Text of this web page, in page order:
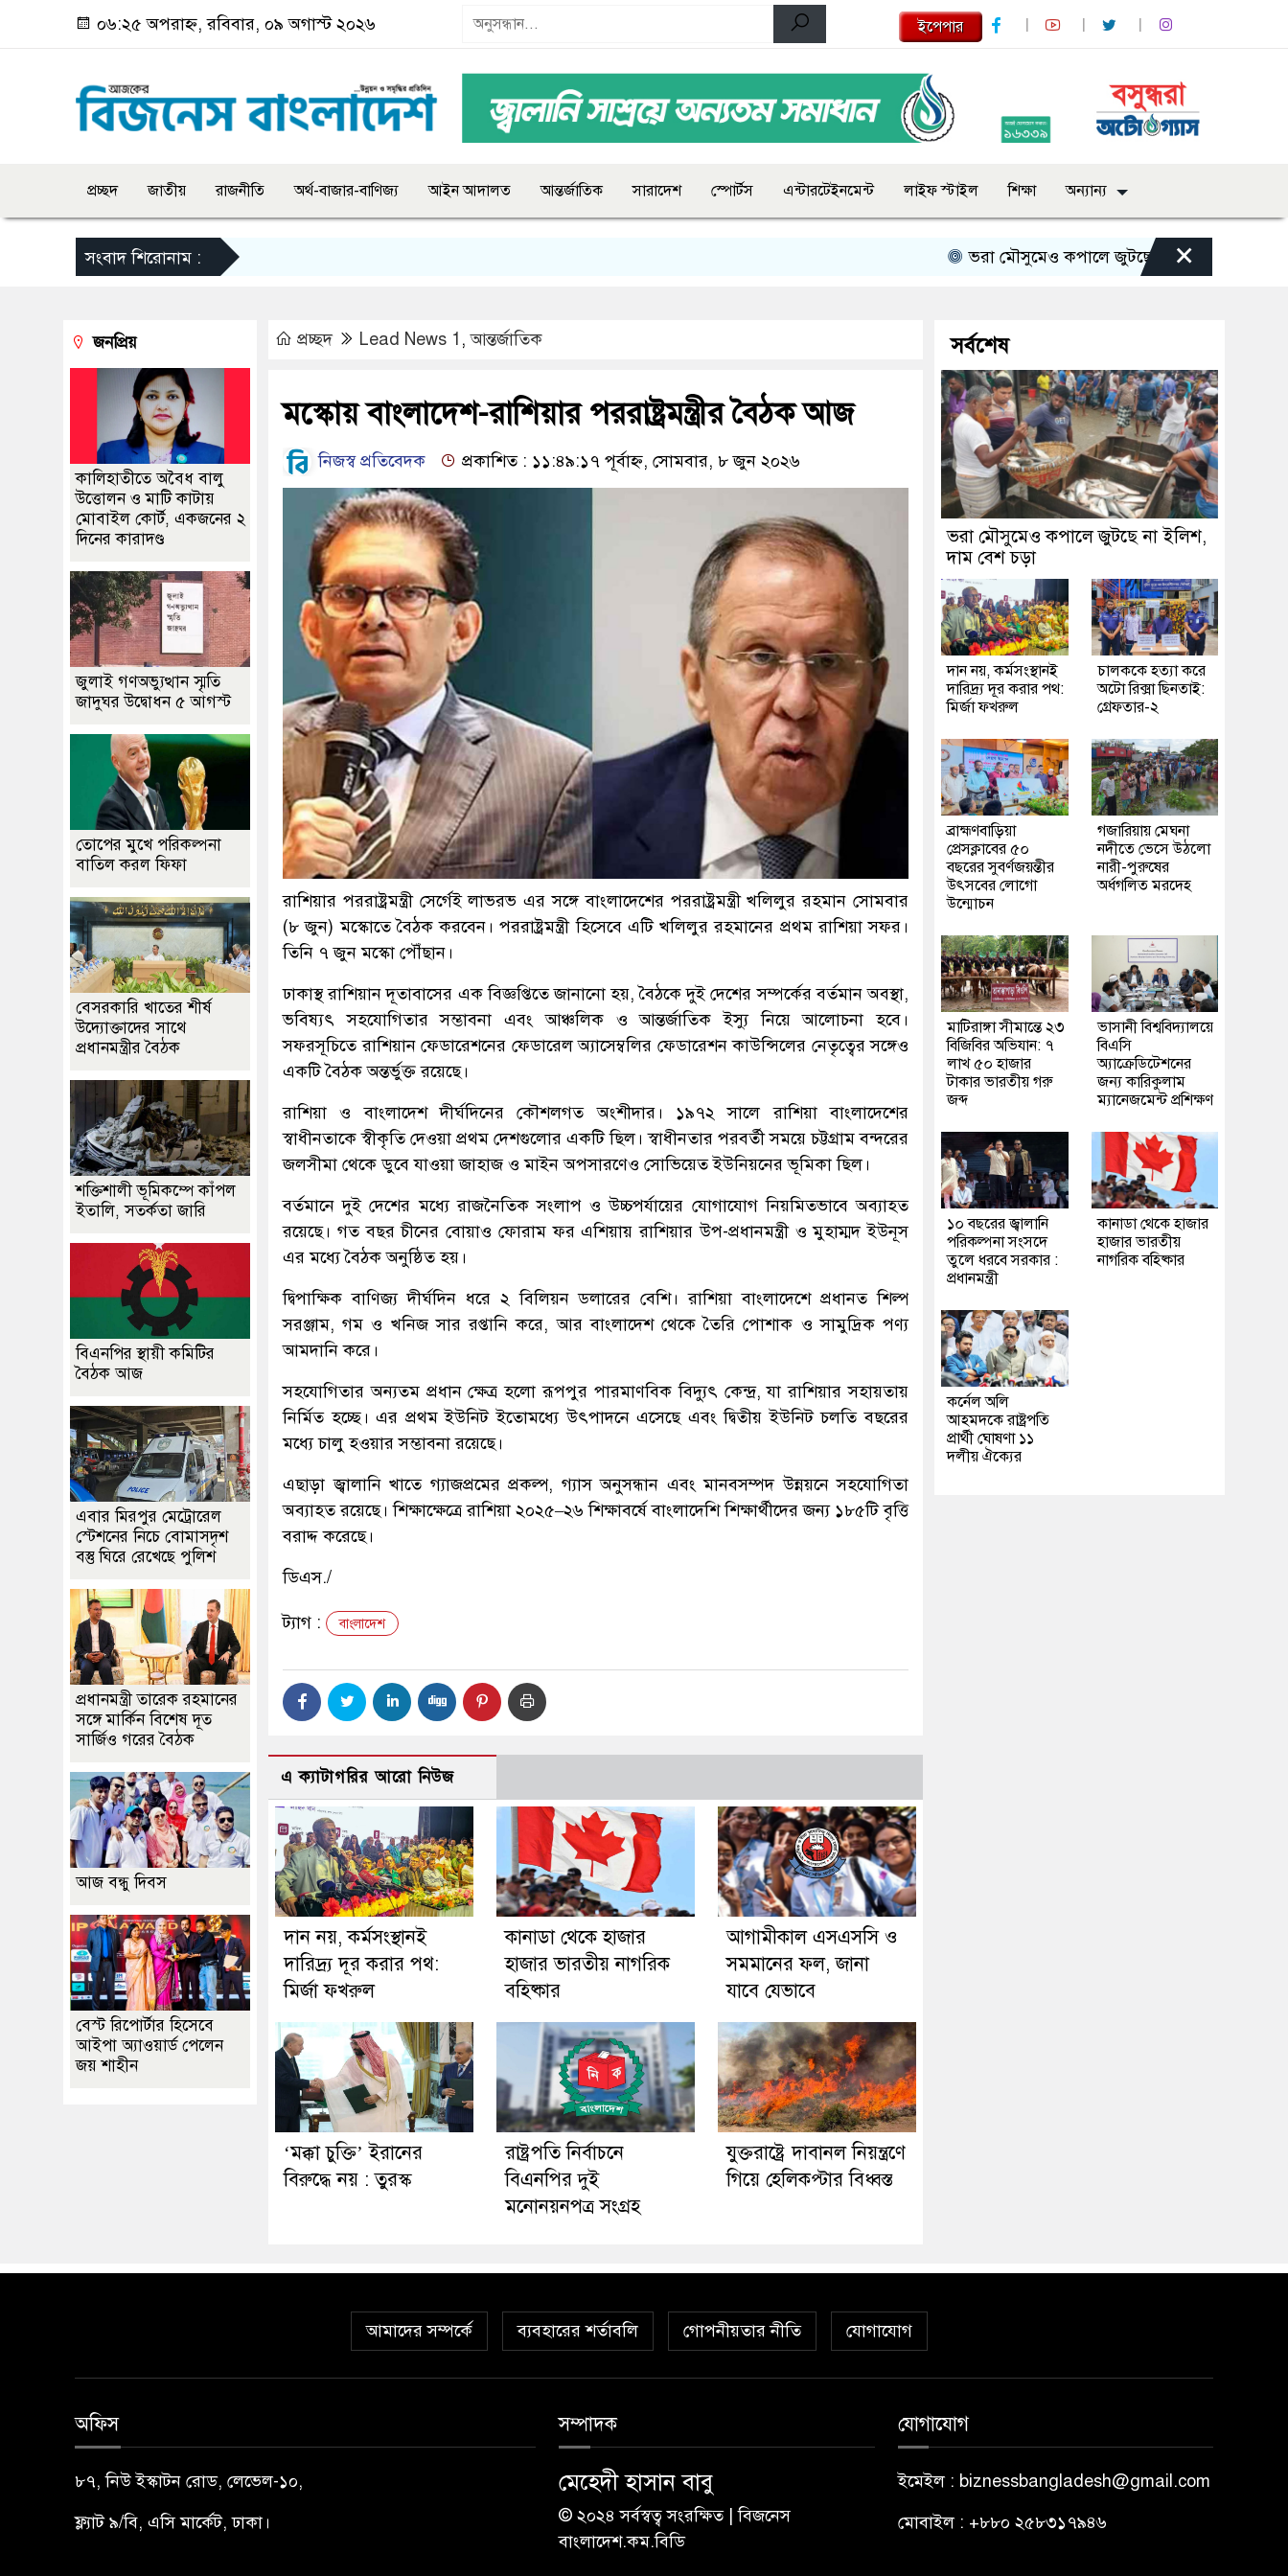
০৬:২৫ অপরাহ্ন, রবিবার, ০৯ অগাস্ট ২০২৬ ইপেপার
প্রচ্ছদ জাতীয় রাজনীতি অর্থ-বাজার-বাণিজ্য আইন আদালত আন্তর্জাতিক সারাদেশ স্পোর্টস এন্টারটেইনমেন্ট লাইফ স্টাইল শিক্ষা অন্যান্য
সংবাদ শিরোনাম : ভরা মৌসুমেও কপালে জুটছে না ইলিশ, দাম বেশ চড়া
×
প্রচ্ছদ Lead News 1 ,আন্তর্জাতিক
মস্কোয় বাংলাদেশ-রাশিয়ার পররাষ্ট্রমন্ত্রীর বৈঠক আজ
নিজস্ব প্রতিবেদক প্রকাশিত : ১১:৪৯:১৭ পূর্বাহ্ন, সোমবার, ৮ জুন ২০২৬
রাশিয়ার পররাষ্ট্রমন্ত্রী সের্গেই লাভরভ এর সঙ্গে বাংলাদেশের পররাষ্ট্রমন্ত্রী খলিলুর রহমান সোমবার
(৮ জুন) মস্কোতে বৈঠক করবেন। পররাষ্ট্রমন্ত্রী হিসেবে এটি খলিলুর রহমানের প্রথম রাশিয়া সফর।
তিনি ৭ জুন মস্কো পৌঁছান।
ঢাকাস্থ রাশিয়ান দূতাবাসের এক বিজ্ঞপ্তিতে জানানো হয়, বৈঠকে দুই দেশের সম্পর্কের বর্তমান অবস্থা,
ভবিষ্যৎ সহযোগিতার সম্ভাবনা এবং আঞ্চলিক ও আন্তর্জাতিক ইস্যু নিয়ে আলোচনা হবে।
সফরসূচিতে রাশিয়ান ফেডারেশনের ফেডারেল অ্যাসেম্বলির ফেডারেশন কাউন্সিলের নেতৃত্বের সঙ্গেও
একটি বৈঠক অন্তর্ভুক্ত রয়েছে।
রাশিয়া ও বাংলাদেশ দীর্ঘদিনের কৌশলগত অংশীদার। ১৯৭২ সালে রাশিয়া বাংলাদেশের
স্বাধীনতাকে স্বীকৃতি দেওয়া প্রথম দেশগুলোর একটি ছিল। স্বাধীনতার পরবর্তী সময়ে চট্টগ্রাম বন্দরের
জলসীমা থেকে ডুবে যাওয়া জাহাজ ও মাইন অপসারণেও সোভিয়েত ইউনিয়নের ভূমিকা ছিল।
বর্তমানে দুই দেশের মধ্যে রাজনৈতিক সংলাপ ও উচ্চপর্যায়ের যোগাযোগ নিয়মিতভাবে অব্যাহত
রয়েছে। গত বছর চীনের বোয়াও ফোরাম ফর এশিয়ায় রাশিয়ার উপ-প্রধানমন্ত্রী ও মুহাম্মদ ইউনূস
এর মধ্যে বৈঠক অনুষ্ঠিত হয়।
দ্বিপাক্ষিক বাণিজ্য দীর্ঘদিন ধরে ২ বিলিয়ন ডলারের বেশি। রাশিয়া বাংলাদেশে প্রধানত শিল্প
সরঞ্জাম, গম ও খনিজ সার রপ্তানি করে, আর বাংলাদেশ থেকে তৈরি পোশাক ও সামুদ্রিক পণ্য
আমদানি করে।
সহযোগিতার অন্যতম প্রধান ক্ষেত্র হলো রূপপুর পারমাণবিক বিদ্যুৎ কেন্দ্র, যা রাশিয়ার সহায়তায়
নির্মিত হচ্ছে। এর প্রথম ইউনিট ইতোমধ্যে উৎপাদনে এসেছে এবং দ্বিতীয় ইউনিট চলতি বছরের
মধ্যে চালু হওয়ার সম্ভাবনা রয়েছে।
এছাড়া জ্বালানি খাতে গ্যাজপ্রমের প্রকল্প, গ্যাস অনুসন্ধান এবং মানবসম্পদ উন্নয়নে সহযোগিতা
অব্যাহত রয়েছে। শিক্ষাক্ষেত্রে রাশিয়া ২০২৫–২৬ শিক্ষাবর্ষে বাংলাদেশি শিক্ষার্থীদের জন্য ১৮৫টি বৃত্তি
বরাদ্দ করেছে।
ডিএস./
ট্যাগ : বাংলাদেশ
এ ক্যাটাগরির আরো নিউজ
দান নয়, কর্মসংস্থানই
দারিদ্র্য দূর করার পথ:
মির্জা ফখরুল
কানাডা থেকে হাজার
হাজার ভারতীয় নাগরিক
বহিষ্কার
আগামীকাল এসএসসি ও
সমমানের ফল, জানা
যাবে যেভাবে
‘মক্কা চুক্তি’ ইরানের
বিরুদ্ধে নয় : তুরস্ক
রাষ্ট্রপতি নির্বাচনে
বিএনপির দুই
মনোনয়নপত্র সংগ্রহ
যুক্তরাষ্ট্রে দাবানল নিয়ন্ত্রণে
গিয়ে হেলিকপ্টার বিধ্বস্ত
জনপ্রিয়
কালিহাতীতে অবৈধ বালু
উত্তোলন ও মাটি কাটায়
মোবাইল কোর্ট, একজনের ২
দিনের কারাদণ্ড
জুলাই গণঅভ্যুত্থান স্মৃতি
জাদুঘর উদ্বোধন ৫ আগস্ট
তোপের মুখে পরিকল্পনা
বাতিল করল ফিফা
বেসরকারি খাতের শীর্ষ
উদ্যোক্তাদের সাথে
প্রধানমন্ত্রীর বৈঠক
শক্তিশালী ভূমিকম্পে কাঁপল
ইতালি, সতর্কতা জারি
বিএনপির স্থায়ী কমিটির
বৈঠক আজ
এবার মিরপুর মেট্রোরেল
স্টেশনের নিচে বোমাসদৃশ
বস্তু ঘিরে রেখেছে পুলিশ
প্রধানমন্ত্রী তারেক রহমানের
সঙ্গে মার্কিন বিশেষ দূত
সার্জিও গরের বৈঠক
আজ বন্ধু দিবস
বেস্ট রিপোর্টার হিসেবে
আইপা অ্যাওয়ার্ড পেলেন
জয় শাহীন
সর্বশেষ
ভরা মৌসুমেও কপালে জুটছে না ইলিশ,
দাম বেশ চড়া
দান নয়, কর্মসংস্থানই
দারিদ্র্য দূর করার পথ:
মির্জা ফখরুল
চালককে হত্যা করে
অটো রিক্সা ছিনতাই:
গ্রেফতার-২
ব্রাহ্মণবাড়িয়া
প্রেসক্লাবের ৫০
বছরের সুবর্ণজয়ন্তীর
উৎসবের লোগো
উন্মোচন
গজারিয়ায় মেঘনা
নদীতে ভেসে উঠলো
নারী-পুরুষের
অর্ধগলিত মরদেহ
মাটিরাঙ্গা সীমান্তে ২৩
বিজিবির অভিযান: ৭
লাখ ৫০ হাজার
টাকার ভারতীয় গরু
জব্দ
ভাসানী বিশ্ববিদ্যালয়ে
বিএসি
অ্যাক্রেডিটেশনের
জন্য কারিকুলাম
ম্যানেজমেন্ট প্রশিক্ষণ
১০ বছরের জ্বালানি
পরিকল্পনা সংসদে
তুলে ধরবে সরকার :
প্রধানমন্ত্রী
কানাডা থেকে হাজার
হাজার ভারতীয়
নাগরিক বহিষ্কার
কর্নেল অলি
আহমদকে রাষ্ট্রপতি
প্রার্থী ঘোষণা ১১
দলীয় ঐক্যের
আমাদের সম্পর্কে ব্যবহারের শর্তাবলি গোপনীয়তার নীতি যোগাযোগ
অফিস
৮৭, নিউ ইস্কাটন রোড, লেভেল-১০,
ফ্ল্যাট ৯/বি, এসি মার্কেট, ঢাকা।
সম্পাদক
মেহেদী হাসান বাবু
© ২০২৪ সর্বস্বত্ব সংরক্ষিত | বিজনেস
বাংলাদেশ.কম.বিডি
যোগাযোগ
ইমেইল : biznessbangladesh@gmail.com
মোবাইল : +৮৮০ ২৫৮৩১৭৯৪৬